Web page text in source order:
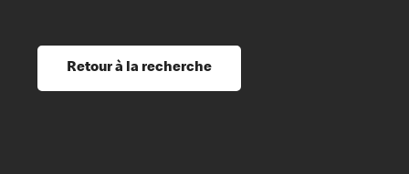
et perfectionnement
du savoirRetour à la recherche